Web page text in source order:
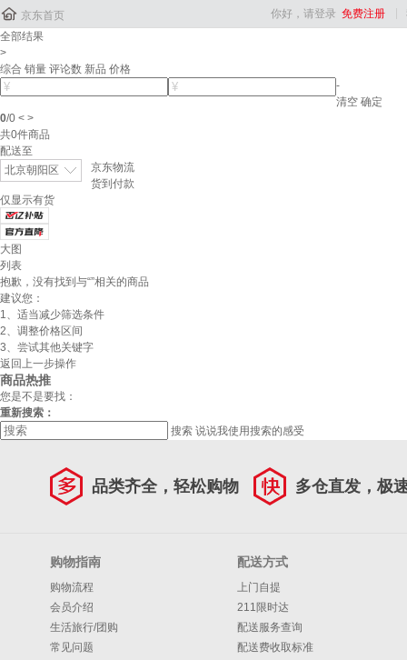
 京东首页 你好，请登录 免费注册
全部结果
>
综合 销量 评论数 新品 价格
-
清空 确定
0/0 < >
共0件商品
配送至
北京朝阳区
京东物流
货到付款
仅显示有货
大图
列表
抱歉，没有找到与“”相关的商品
建议您：
1、适当减少筛选条件
2、调整价格区间
3、尝试其他关键字
返回上一步操作
商品热推
您是不是要找：
重新搜索：
搜索 说说我使用搜索的感受
品类齐全，轻松购物 多仓直发，极
购物指南
购物流程
会员介绍
生活旅行/团购
常见问题
配送方式
上门自提
211限时达
配送服务查询
配送费收取标准